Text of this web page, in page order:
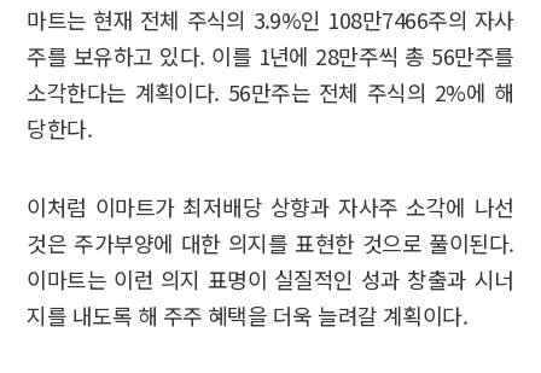
마트는 현재 전체 주식의 3.9%인 108만7466주의 자사
주를 보유하고 있다. 이를 1년에 28만주씩 총 56만주를
소각한다는 계획이다. 56만주는 전체 주식의 2%에 해
당한다.
이처럼 이마트가 최저배당 상향과 자사주 소각에 나선
것은 주가부양에 대한 의지를 표현한 것으로 풀이된다.
이마트는 이런 의지 표명이 실질적인 성과 창출과 시너
지를 내도록 해 주주 혜택을 더욱 늘려갈 계획이다.